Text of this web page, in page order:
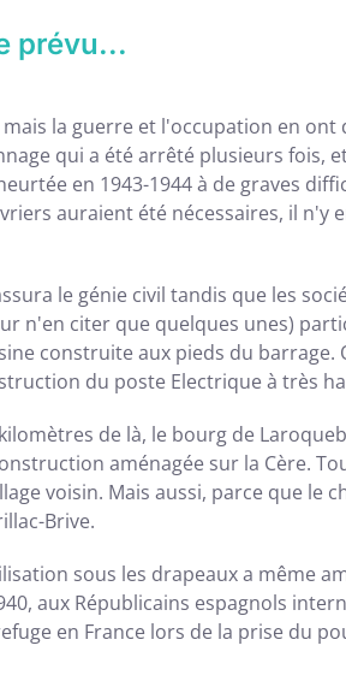
prévu...
la guerre et l'occupation en ont
qui a été arrêté plusieurs fois,
en 1943-1944 à de graves
auraient été nécessaires, il n'y
le génie civil tandis que les
n'en citer que quelques unes)
construite aux pieds du barrage.
du poste Electrique à très
de là, le bourg de
aménagée sur la Cère.
voisin. Mais aussi, parce que le
Brive.
sous les drapeaux a même
aux Républicains espagnols
en France lors de la prise du